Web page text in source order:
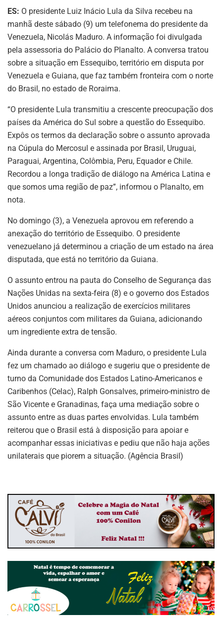
ES: O presidente Luiz Inácio Lula da Silva recebeu na
manhã deste sábado (9) um telefonema do presidente da
Venezuela, Nicolás Maduro. A informação foi divulgada
pela assessoria do Palácio do Planalto. A conversa tratou
sobre a situação em Essequibo, território em disputa por
Venezuela e Guiana, que faz também fronteira com o norte
do Brasil, no estado de Roraima.
“O presidente Lula transmitiu a crescente preocupação dos
países da América do Sul sobre a questão do Essequibo.
Expôs os termos da declaração sobre o assunto aprovada
na Cúpula do Mercosul e assinada por Brasil, Uruguai,
Paraguai, Argentina, Colômbia, Peru, Equador e Chile.
Recordou a longa tradição de diálogo na América Latina e
que somos uma região de paz”, informou o Planalto, em
nota.
No domingo (3), a Venezuela aprovou em referendo a
anexação do território de Essequibo. O presidente
venezuelano já determinou a criação de um estado na área
disputada, que está no território da Guiana.
O assunto entrou na pauta do Conselho de Segurança das
Nações Unidas na sexta-feira (8) e o governo dos Estados
Unidos anunciou a realização de exercícios militares
aéreos conjuntos com militares da Guiana, adicionando
um ingrediente extra de tensão.
Ainda durante a conversa com Maduro, o presidente Lula
fez um chamado ao diálogo e sugeriu que o presidente de
turno da Comunidade dos Estados Latino-Americanos e
Caribenhos (Celac), Ralph Gonsalves, primeiro-ministro de
São Vicente e Granadinas, faça uma mediação sobre o
assunto entre as duas partes envolvidas. Lula também
reiterou que o Brasil está à disposição para apoiar e
acompanhar essas iniciativas e pediu que não haja ações
unilaterais que piorem a situação. (Agência Brasil)